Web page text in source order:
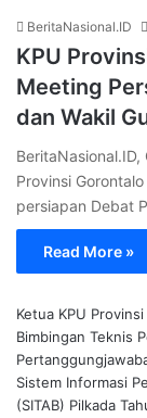
BeritaNasional.ID
KPU
Meeting
dan Wakil
BeritaNasional.ID,
Provinsi
persiapan Debat
Read More »
Ketua KPU
Bimbingan Teknis
Sistem Informasi
(SITAB) Pilkada